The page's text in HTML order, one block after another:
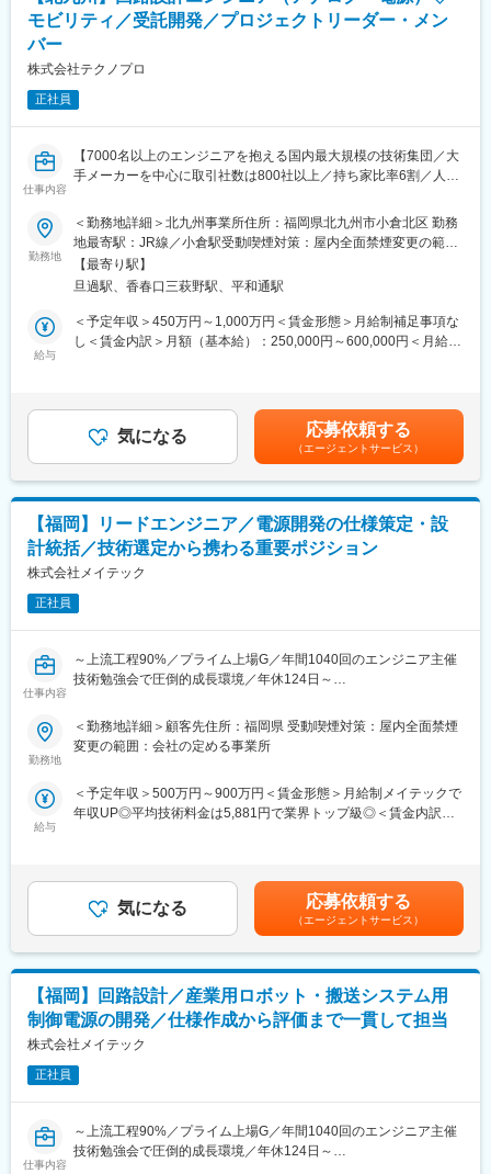
■長く働ける就業環境：
策にも着手しています。
らに行っています。
モビリティ／受託開発／プロジェクトリーダー・メン
バー
株式会社テクノプロ
正社員
仕事内容
【7000名以上のエンジニアを抱える国内最大規模の技術集団／大
手メーカーを中心に取引社数は800社以上／持ち家比率6割／人材
■業務内容
以下のような車載電子回路設計の各工程を、経験やスキルに応じ
て担当していただきます。
■業務内容（電子回路エンジニア）：
＜要求分析～基本設計～詳細設計＞
・アートワーク設計調整
・FTA／FMEAなどの故障解析・品質確認
・部品メーカへの問合せ、社内外との仕様調整
■使用ツール：
OrCAD／CR5000／CR8000／SPICE／E－CAD／オシロスコー
プ／測定系一式 など
■ポジションの魅力・得られる経験：
・自身が設計に関わった技術が次世代車両（SDV等）に搭載さ
れ、市場に出る達成感を味わえるポジションです。
・幅広い設計経験を活かせる環境であり、新しい価値創出や技術
・設計だけでなく、QCD（品質・コスト・納期）を意識したプロ
ジェクト全体の最適化に関わる経験が積めます。
ネススキル・対外対応力の向上も期待されます。
・スキル次第で、上流設計や要件定義、技術折衝、全体進行管理
■当社の魅力：
◎エンジニアファースト：めまぐるしいスピードで変化する市場
術戦略マップ】を作成しております。社員の夢を実現まで応援す
る【自己実現委員会】などの独自の研修制度や、ライフスタイル
から共に考え最適なキャリアを描く風土があります。
◎圧倒的な研修制度：一般的な研修制度はもちろん、さらにベー
シックに受講できる地域勉強会（ベテラン社員によるテーマごと
の勉強会）や「自己実現制度」という理想のキャリアを実現する
ための目標設定と個別カリキュラム設定を徹底してサポートして
いく制度もあります。
変更の範囲：会社の定める業務
勤務地
＜勤務地詳細＞北九州事業所住所：福岡県北九州市小倉北区 勤務
地最寄駅：JR線／小倉駅受動喫煙対策：屋内全面禁煙変更の範
囲：会社の定める事業所（リモートワーク含む）
【最寄り駅】
旦過駅、香春口三萩野駅、平和通駅
給与
＜予定年収＞450万円～1,000万円＜賃金形態＞月給制補足事項な
し＜賃金内訳＞月額（基本給）：250,000円～600,000円＜月給＞
ーダー650万円～1000万円（月給35万円～）賃金はあくまでも目
安の金額であり、選考を通じて上下する可能性があります。月給
(月額)は固定手当を含めた表記です。
気になる 応募依頼する
（エージェントサービス）
【福岡】リードエンジニア／電源開発の仕様策定・設
計統括／技術選定から携わる重要ポジション
株式会社メイテック
正社員
仕事内容
～上流工程90%／プライム上場G／年間1040回のエンジニア主催
技術勉強会で圧倒的成長環境／年休124日～
■業務内容：
・電源系統の統合仕様検討、新規仕様書作成、回路設計全体の監
【開発環境】
・回路CAD（CR-8001／OrCAD等）、基板設計ツール
■得られる経験：
◇技術の集大成を形にする
3機種の電源を統合する高度な仕様検討など、あなたの経験が製品
の性能を左右するやりがいがあります。
＜魅力＞
◎エンジニアとしての市場価値向上が年収に直結する評価制度
（年収1000万円越えの現役エンジニアも在籍）
◎最先端の技術情報を知る担当営業とともに身に着けるべき技術
や経験すべき業界を考え、キャリアを形成できる戦略的ローテー
勤務地
＜勤務地詳細＞顧客先住所：福岡県 受動喫煙対策：屋内全面禁煙
変更の範囲：会社の定める事業所
給与
＜予定年収＞500万円～900万円＜賃金形態＞月給制メイテックで
年収UP◎平均技術料金は5,881円で業界トップ級◎＜賃金内訳＞
て上下する可能性があります。月給(月額)は固定手当を含めた表記
です。 気になる 応募依頼する
（エージェントサービス）
【福岡】回路設計／産業用ロボット・搬送システム用
制御電源の開発／仕様作成から評価まで一貫して担当
株式会社メイテック
正社員
仕事内容
～上流工程90%／プライム上場G／年間1040回のエンジニア主催
技術勉強会で圧倒的成長環境／年休124日～